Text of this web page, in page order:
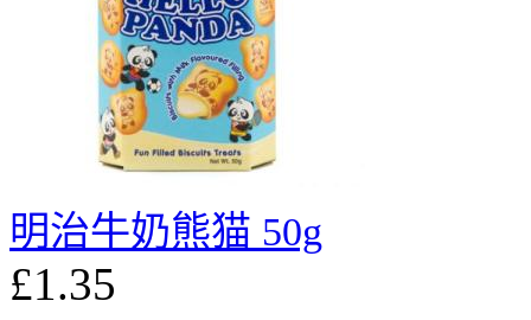
明治牛奶熊猫 50g
£1.35